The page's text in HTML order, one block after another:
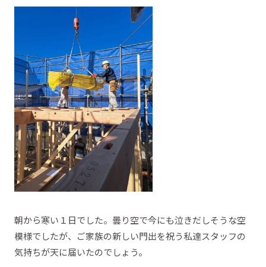
朝から寒い１日でした。曇り空で今にも泣きだしそうな空
模様でしたが、ご家族の新しい門出を祝う私達スタッフの
気持ちが天に届いたのでしょう。